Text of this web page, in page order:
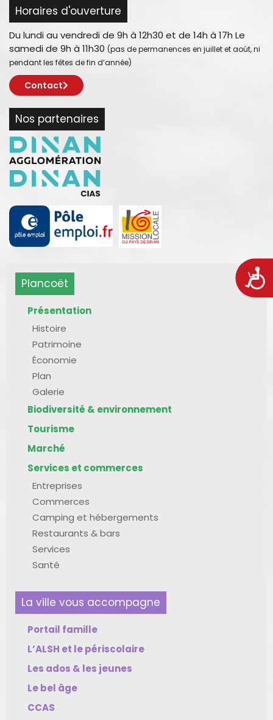
Horaires d'ouverture
Du lundi au vendredi de 9h à 12h30 et de 14h à 17h Le
samedi de 9h à 11h30 (pas de permanences en juillet et août, ni
pendant les fêtes de fin d’année)
Contact
Nos partenaires
Plancoët
Présentation
Histoire
Patrimoine
Économie
Plan
Galerie
Biodiversité & environnement
Tourisme
Marché
Services et commerces
Entreprises
Commerces
Camping et hébergements
Restaurants & bars
Services
Santé
La ville vous accompagne
Portail famille
L’ALSH et le périscolaire
Les ados & les jeunes
Le bel âge
CCAS